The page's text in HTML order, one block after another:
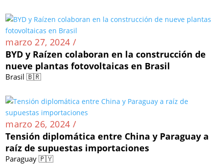
marzo 27, 2024 /
BYD y Raízen colaboran en la construcción de
nueve plantas fotovoltaicas en Brasil
Brasil 🇧🇷
marzo 26, 2024 /
Tensión diplomática entre China y Paraguay a
raíz de supuestas importaciones
Paraguay 🇵🇾